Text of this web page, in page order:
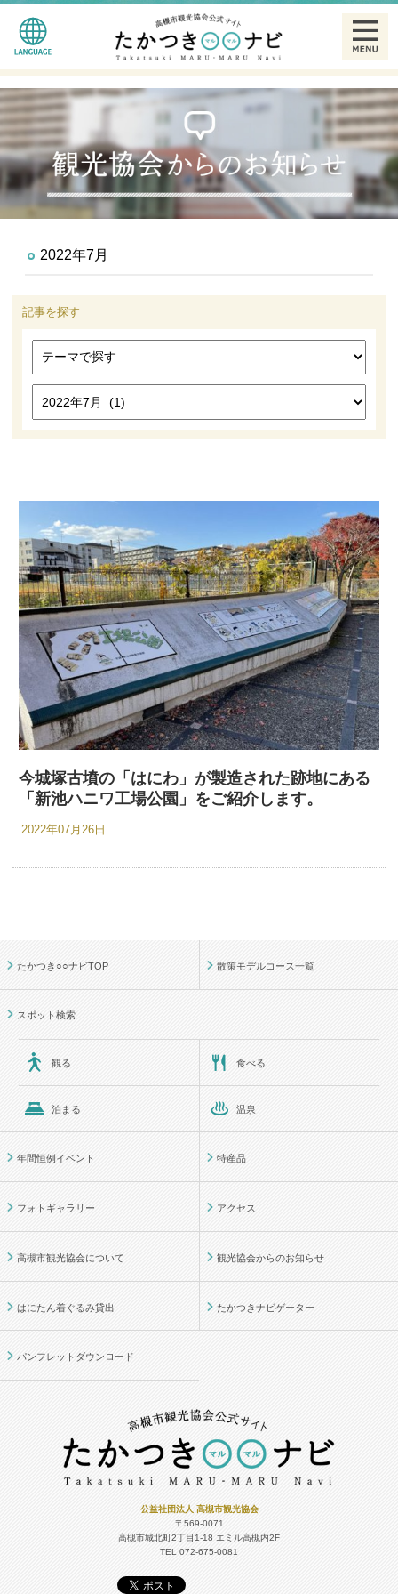
2022年7月
記事を探す
今城塚古墳の「はにわ」が製造された跡地にある
「新池ハニワ工場公園」をご紹介します。
2022年07月26日
たかつき○○ナビTOP 散策モデルコース一覧
スポット検索
観る 食べる
泊まる 温泉
年間恒例イベント 特産品
フォトギャラリー アクセス
高槻市観光協会について 観光協会からのお知らせ
はにたん着ぐるみ貸出 たかつきナビゲーター
パンフレットダウンロード
公益社団法人 高槻市観光協会
〒569-0071
高槻市城北町2丁目1-18 エミル高槻内2F
TEL 072-675-0081
観る
食べる
泊まる
特産品
ギャラリー
はにたん着ぐるみ貸出
たかつきナビゲーター
アクセス
English
简体中文
繁體中文
한글